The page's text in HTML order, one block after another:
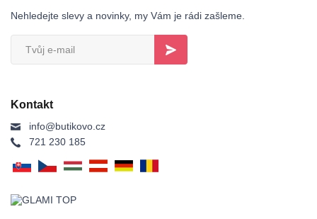
Nehledejte slevy a novinky, my Vám je rádi zašleme.
Kontakt
info@butikovo.cz
721 230 185